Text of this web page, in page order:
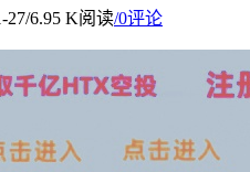
27/6.95 K阅读/0评论